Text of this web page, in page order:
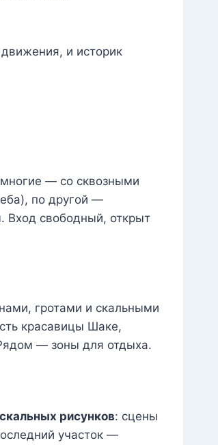
и историк
— со сквозными
по другой —
Вход свободный, открыт
гротами и скальными
красавицы Шаке,
— зоны для отдыха.
рисунков: сцены
участок —